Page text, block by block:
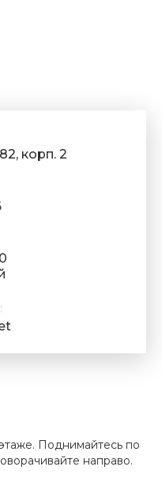
корп. 2
Поднимайтесь по
направо.